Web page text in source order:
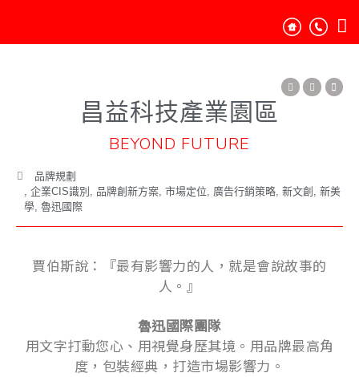
昌益科技產業園區
BEYOND FUTURE
品牌規劃
, 企業CIS識別 , 品牌創新方案, 市場定位, 廣告行銷策略, 新文創 , 新美
學, 魯迅國際
賈伯斯說：『最有影響力的人，就是會說故事的
人。』
魯迅國際團隊
用文字打動您心、用視覺身歷其境。用品牌最高角
度，包裝經典，打造市場影響力。